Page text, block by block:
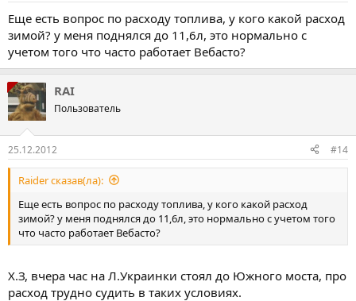
Еще есть вопрос по расходу топлива, у кого какой расход
зимой? у меня поднялся до 11,6л, это нормально с
учетом того что часто работает Вебасто?
RAI
Пользователь
25.12.2012 #14
Raider сказав(ла):
Еще есть вопрос по расходу топлива, у кого какой расход
зимой? у меня поднялся до 11,6л, это нормально с учетом того
что часто работает Вебасто?
Х.З, вчера час на Л.Украинки стоял до Южного моста, про
расход трудно судить в таких условиях.